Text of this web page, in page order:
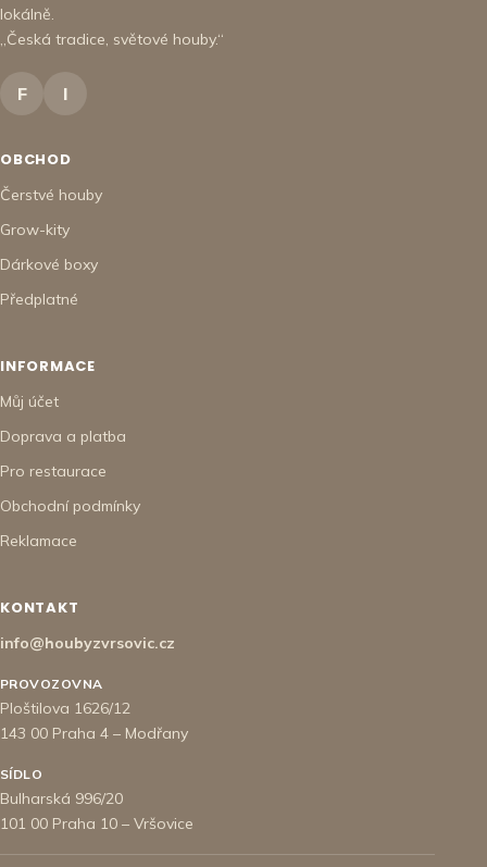
lokálně.
„Česká tradice, světové houby.“
F I
OBCHOD
Čerstvé houby
Grow-kity
Dárkové boxy
Předplatné
INFORMACE
Můj účet
Doprava a platba
Pro restaurace
Obchodní podmínky
Reklamace
KONTAKT
info@houbyzvrsovic.cz
PROVOZOVNA
Ploštilova 1626/12
143 00 Praha 4 – Modřany
SÍDLO
Bulharská 996/20
101 00 Praha 10 – Vršovice